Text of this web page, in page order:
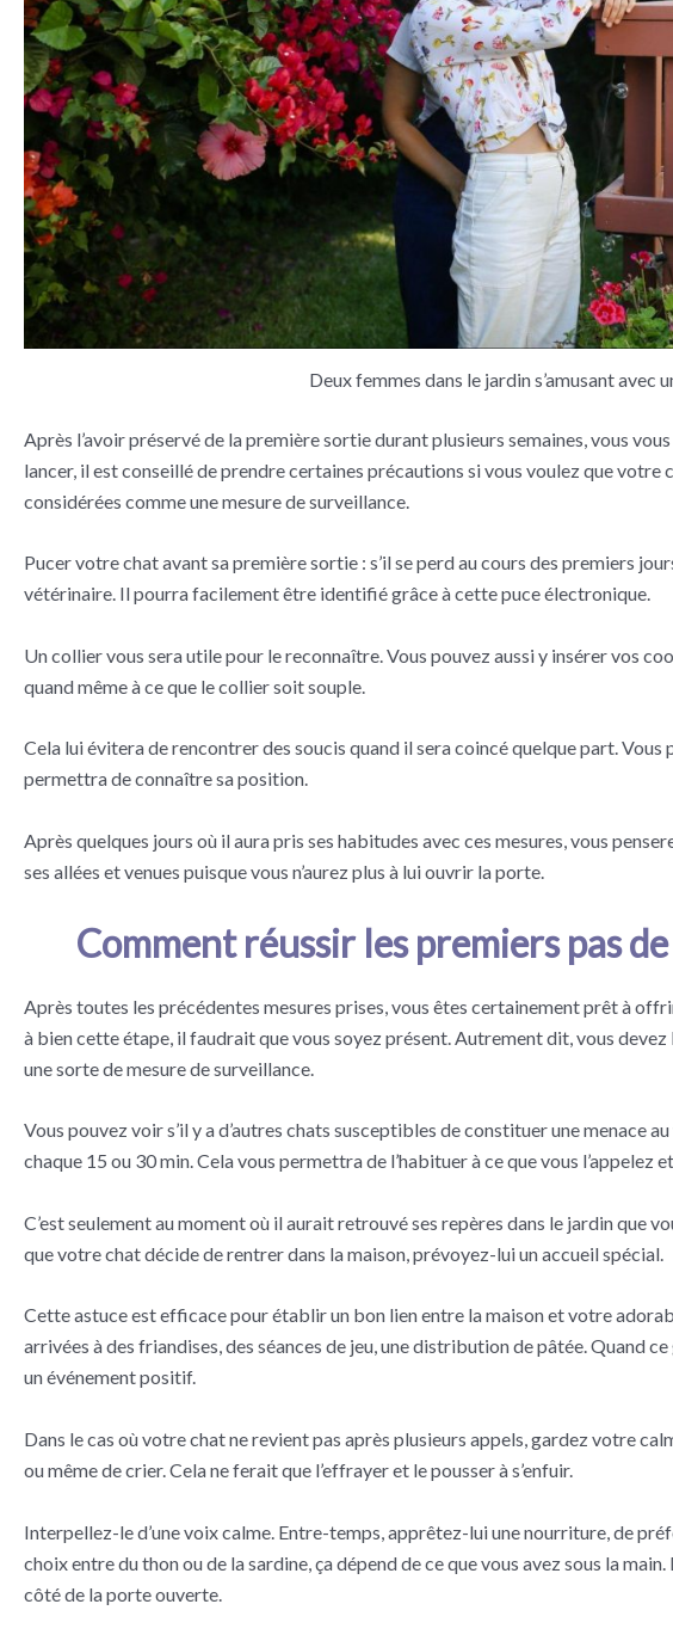
Deux femmes dans le jardin s’amusant avec
Après l’avoir préservé de la première sortie durant plusieurs semaines, vous
lancer, il est conseillé de prendre certaines précautions si vous voulez que votre
considérées comme une mesure de surveillance.
Pucer votre chat avant sa première sortie : s’il se perd au cours des premiers
vétérinaire. Il pourra facilement être identifié grâce à cette puce électronique.
Un collier vous sera utile pour le reconnaître. Vous pouvez aussi y insérer vos
quand même à ce que le collier soit souple.
Cela lui évitera de rencontrer des soucis quand il sera coincé quelque part. Vous
permettra de connaître sa position.
Après quelques jours où il aura pris ses habitudes avec ces mesures, vous
ses allées et venues puisque vous n’aurez plus à lui ouvrir la porte.
Comment réussir les premiers pas
Après toutes les précédentes mesures prises, vous êtes certainement prêt à
à bien cette étape, il faudrait que vous soyez présent. Autrement dit, vous devez
une sorte de mesure de surveillance.
Vous pouvez voir s’il y a d’autres chats susceptibles de constituer une menace
chaque 15 ou 30 min. Cela vous permettra de l’habituer à ce que vous l’appelez
C’est seulement au moment où il aurait retrouvé ses repères dans le jardin que
que votre chat décide de rentrer dans la maison, prévoyez-lui un accueil spécial.
Cette astuce est efficace pour établir un bon lien entre la maison et votre
arrivées à des friandises, des séances de jeu, une distribution de pâtée. Quand
un événement positif.
Dans le cas où votre chat ne revient pas après plusieurs appels, gardez votre
ou même de crier. Cela ne ferait que l’effrayer et le pousser à s’enfuir.
Interpellez-le d’une voix calme. Entre-temps, apprêtez-lui une nourriture, de
choix entre du thon ou de la sardine, ça dépend de ce que vous avez sous la
côté de la porte ouverte.